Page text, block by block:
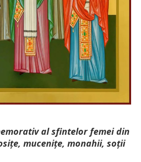
al sfintelor femei din
mu­cenițe, monahii, soții